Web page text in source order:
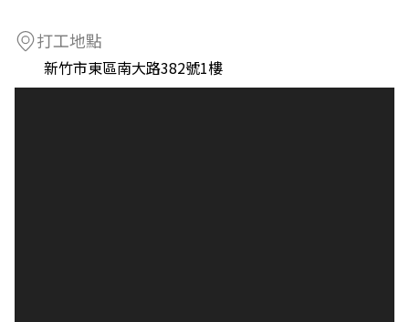
打工地點
新竹市東區南大路382號1樓